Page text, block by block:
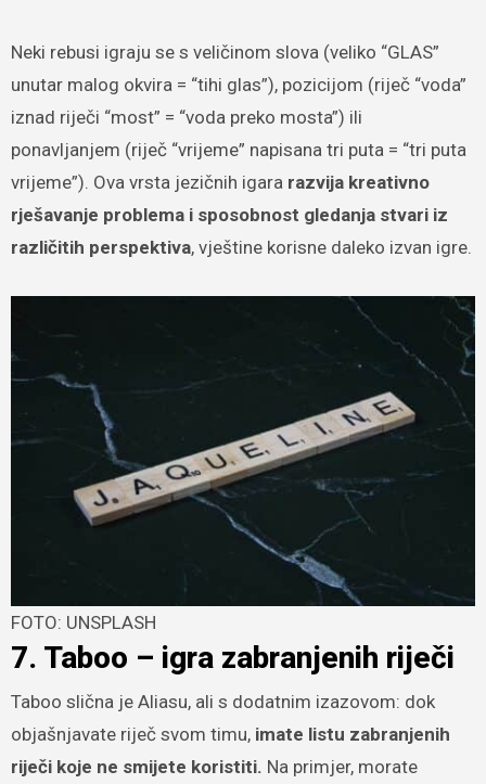
Neki rebusi igraju se s veličinom slova (veliko “GLAS”
unutar malog okvira = “tihi glas”), pozicijom (riječ “voda”
iznad riječi “most” = “voda preko mosta”) ili
ponavljanjem (riječ “vrijeme” napisana tri puta = “tri puta
vrijeme”). Ova vrsta jezičnih igara razvija kreativno
rješavanje problema i sposobnost gledanja stvari iz
različitih perspektiva, vještine korisne daleko izvan igre.
FOTO: UNSPLASH
7. Taboo – igra zabranjenih riječi
Taboo slična je Aliasu, ali s dodatnim izazovom: dok
objašnjavate riječ svom timu, imate listu zabranjenih
riječi koje ne smijete koristiti. Na primjer, morate